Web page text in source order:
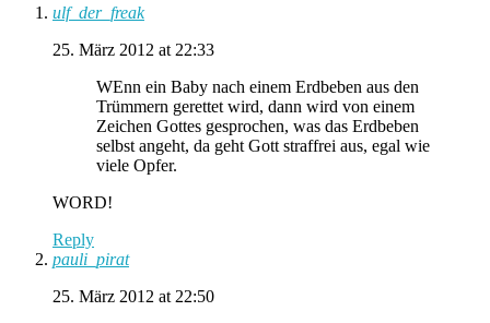
ulf_der_freak
25. März 2012 at 22:33
WEnn ein Baby nach einem Erdbeben aus den
Trümmern gerettet wird, dann wird von einem
Zeichen Gottes gesprochen, was das Erdbeben
selbst angeht, da geht Gott straffrei aus, egal wie
viele Opfer.
WORD!
Reply
pauli_pirat
25. März 2012 at 22:50